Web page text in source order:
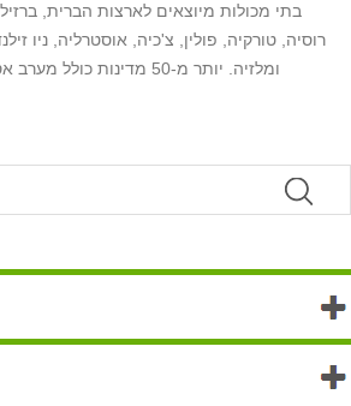
בתי מכולות מיוצאים לארצות הברית,
רוסיה, טורקיה, פולין, צ'כיה, אוסטרליה, ניו
ומלזיה. יותר מ-50 מדינות